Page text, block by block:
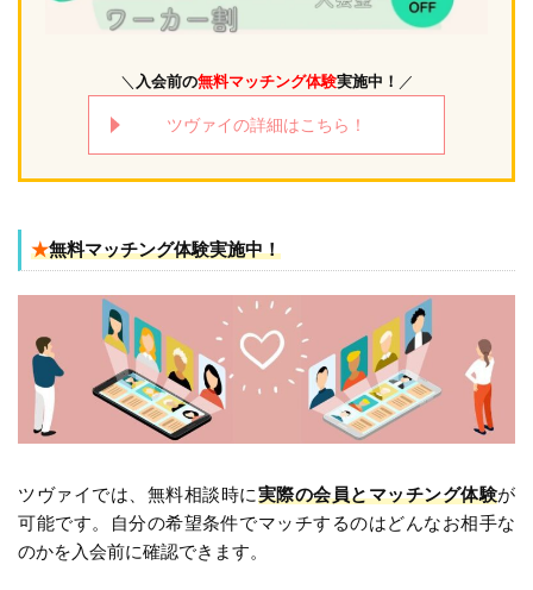
＼ 入会前の無料マッチング体験実施中！ ／
ツヴァイの詳細はこちら！
★無料マッチング体験実施中！
ツヴァイでは、無料相談時に実際の会員とマッチング体験が
可能です。自分の希望条件でマッチするのはどんなお相手な
のかを入会前に確認できます。